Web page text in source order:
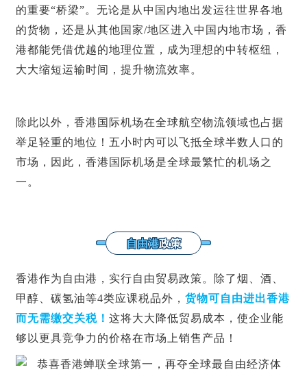
的重要“桥梁”。无论是从中国内地出发运往世界各地
的货物，还是从其他国家/地区进入中国内地市场，香
港都能凭借优越的地理位置，成为理想的中转枢纽，
大大缩短运输时间，提升物流效率。
除此以外，香港国际机场在全球航空物流领域也占据
举足轻重的地位！五小时内可以飞抵全球半数人口的
市场，因此，香港国际机场是全球最繁忙的机场之
一。
自由港政策
香港作为自由港，实行自由贸易政策。除了烟、酒、
甲醇、 碳氢油等4类应课税品外， 货物可自由进出香港
而无需缴交关税！ 这将大大降低贸易成本，使企业能
够以更具竞争力的价格在市场上销售产品！